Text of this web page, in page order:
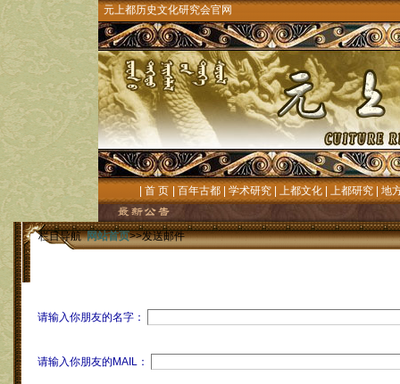
元上都历史文化研究会官网
首 页 百年古都 学术研究 上都文化 上都研究 地
栏目导航网站首页>>发送邮件
请输入你朋友的名字：
请输入你朋友的MAIL：